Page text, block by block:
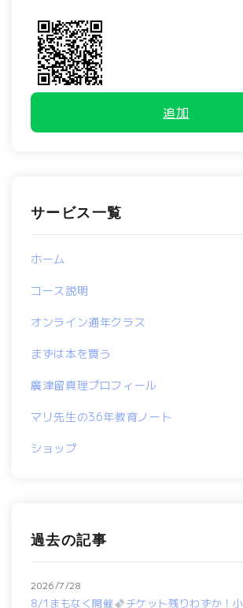
追加
サービス一覧
ホーム
コース説明
オンライン通年クラス
まずは本を買う
廣津留真理プロフィール
マリ先生の36年教育ノート
ショップ
過去の記事
8/1まもなく開催
チケット残りわずか！
2026/7/28